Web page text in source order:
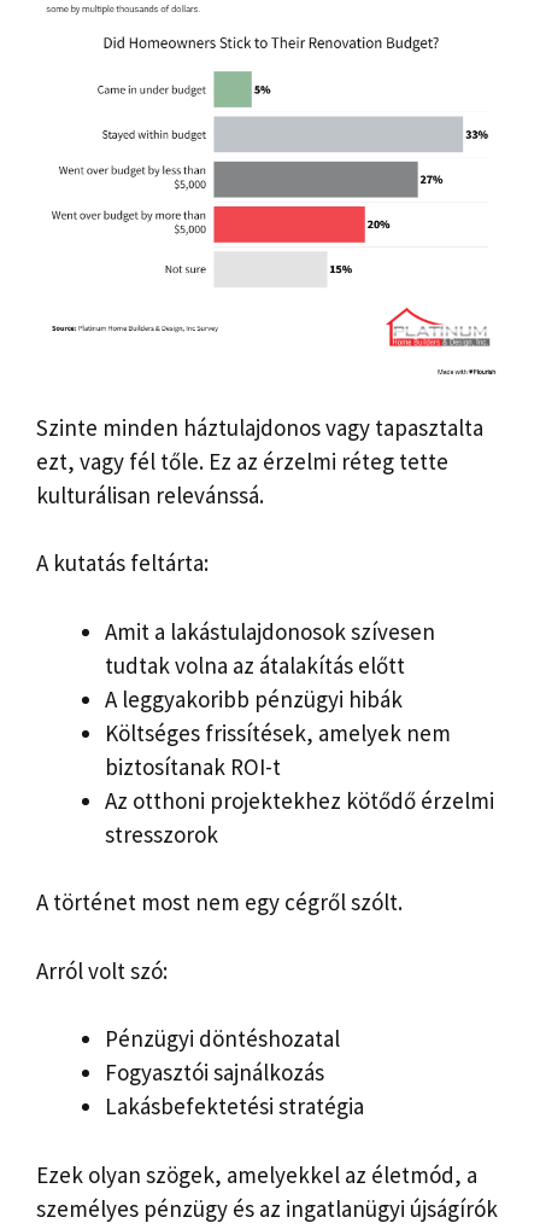
Szinte minden háztulajdonos vagy tapasztalta
ezt, vagy fél tőle. Ez az érzelmi réteg tette
kulturálisan relevánssá.
A kutatás feltárta:
Amit a lakástulajdonosok szívesen
tudtak volna az átalakítás előtt
A leggyakoribb pénzügyi hibák
Költséges frissítések, amelyek nem
biztosítanak ROI-t
Az otthoni projektekhez kötődő érzelmi
stresszorok
A történet most nem egy cégről szólt.
Arról volt szó:
Pénzügyi döntéshozatal
Fogyasztói sajnálkozás
Lakásbefektetési stratégia
Ezek olyan szögek, amelyekkel az életmód, a
személyes pénzügy és az ingatlanügyi újságírók